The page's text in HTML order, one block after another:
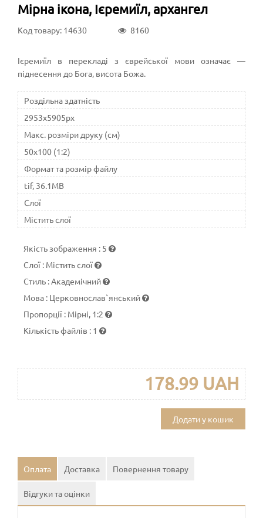
Мірна ікона, Ієремиїл, архангел
Код товару: 14630 8160
Ієремиїл в перекладі з єврейської мови означає —
піднесення до Бога, висота Божа.
Роздільна здатність
2953x5905px
Макс. розміри друку (см)
50x100 (1:2)
Формат та розмір файлу
tif, 36.1MB
Слої
Містить слої
Якість зображення : 5
Слої : Містить слої
Стиль : Академічний
Мова : Церковнослав`янський
Пропорції : Мірні, 1:2
Кількість файлів : 1
178.99 UAH
Додати у кошик
Оплата Доставка Повернення товару
Відгуки та оцінки